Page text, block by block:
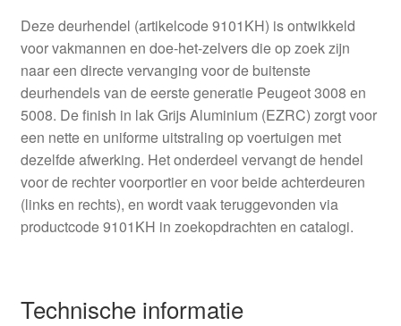
Deze deurhendel (artikelcode 9101KH) is ontwikkeld
voor vakmannen en doe-het-zelvers die op zoek zijn
naar een directe vervanging voor de buitenste
deurhendels van de eerste generatie Peugeot 3008 en
5008. De finish in lak Grijs Aluminium (EZRC) zorgt voor
een nette en uniforme uitstraling op voertuigen met
dezelfde afwerking. Het onderdeel vervangt de hendel
voor de rechter voorportier en voor beide achterdeuren
(links en rechts), en wordt vaak teruggevonden via
productcode 9101KH in zoekopdrachten en catalogi.
Technische informatie